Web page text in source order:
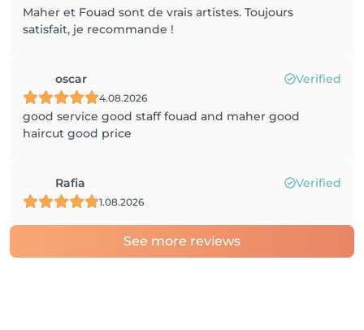
Maher et Fouad sont de vrais artistes. Toujours
satisfait, je recommande !
oscar Verified
4.08.2026
good service good staff fouad and maher good
haircut good price
Rafia Verified
1.08.2026
See more reviews